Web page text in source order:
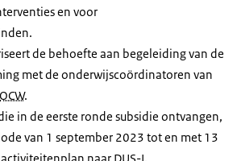
en voor
de behoefte aan begeleiding van de
met de onderwijscoördinatoren van
OCW.
in de eerste ronde subsidie ontvangen,
van 1 september 2023 tot en met 13